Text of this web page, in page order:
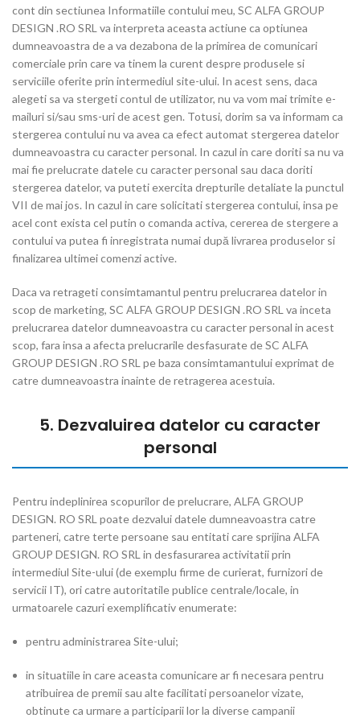
cont din sectiunea Informatiile contului meu, SC ALFA GROUP
DESIGN .RO SRL va interpreta aceasta actiune ca optiunea
dumneavoastra de a va dezabona de la primirea de comunicari
comerciale prin care va tinem la curent despre produsele si
serviciile oferite prin intermediul site-ului. In acest sens, daca
alegeti sa va stergeti contul de utilizator, nu va vom mai trimite e-
mailuri si/sau sms-uri de acest gen. Totusi, dorim sa va informam ca
stergerea contului nu va avea ca efect automat stergerea datelor
dumneavoastra cu caracter personal. In cazul in care doriti sa nu va
mai fie prelucrate datele cu caracter personal sau daca doriti
stergerea datelor, va puteti exercita drepturile detaliate la punctul
VII de mai jos. In cazul in care solicitati stergerea contului, insa pe
acel cont exista cel putin o comanda activa, cererea de stergere a
contului va putea fi inregistrata numai după livrarea produselor si
finalizarea ultimei comenzi active.
Daca va retrageti consimtamantul pentru prelucrarea datelor in
scop de marketing, SC ALFA GROUP DESIGN .RO SRL va inceta
prelucrarea datelor dumneavoastra cu caracter personal in acest
scop, fara insa a afecta prelucrarile desfasurate de SC ALFA
GROUP DESIGN .RO SRL pe baza consimtamantului exprimat de
catre dumneavoastra inainte de retragerea acestuia.
5. Dezvaluirea datelor cu caracter
personal
Pentru indeplinirea scopurilor de prelucrare, ALFA GROUP
DESIGN. RO SRL poate dezvalui datele dumneavoastra catre
parteneri, catre terte persoane sau entitati care sprijina ALFA
GROUP DESIGN. RO SRL in desfasurarea activitatii prin
intermediul Site-ului (de exemplu firme de curierat, furnizori de
servicii IT), ori catre autoritatile publice centrale/locale, in
urmatoarele cazuri exemplificativ enumerate:
pentru administrarea Site-ului;
in situatiile in care aceasta comunicare ar fi necesara pentru
atribuirea de premii sau alte facilitati persoanelor vizate,
obtinute ca urmare a participarii lor la diverse campanii